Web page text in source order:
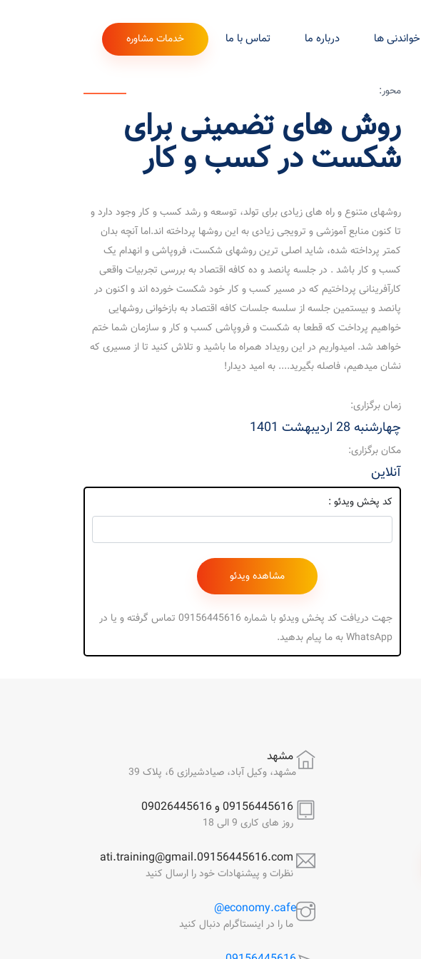
خواندنی ها درباره ما تماس با ما خدمات مشاوره
محور:
روش های تضمینی برای
شکست در کسب و کار
روشهای متنوع و راه های زیادی برای تولد، توسعه و رشد کسب و کار وجود دارد و
تا کنون منابع آموزشی و ترویجی زیادی به این روشها پرداخته اند.اما آنچه بدان
کمتر پرداخته شده، شاید اصلی ترین روشهای شکست، فروپاشی و انهدام یک
کسب و کار باشد . در جلسه پانصد و ده کافه اقتصاد به بررسی تجربیات واقعی
کارآفرینانی پرداختیم که در مسیر کسب و کار خود شکست خورده اند و اکنون در
پانصد و بیستمین جلسه از سلسه جلسات کافه اقتصاد به بازخوانی روشهایی
خواهیم پرداخت که قطعا به شکست و فروپاشی کسب و کار و سازمان شما ختم
خواهد شد. امیدواریم در این رویداد همراه ما باشید و تلاش کنید تا از مسیری که
نشان میدهیم، فاصله بگیرید.... به امید دیدار!
زمان برگزاری:
چهارشنبه 28 اردیبهشت 1401
مکان برگزاری:
آنلاین
کد پخش ویدئو :
جهت دریافت کد پخش ویدئو با شماره 09156445616 تماس گرفته و یا در
WhatsApp به ما پیام بدهید.
مشهد
مشهد، وکیل آباد، صیادشیرازی 6، پلاک 39
روز های کاری 9 الی 18
نظرات و پیشنهادات خود را ارسال کنید
economy.cafe@
ما را در اینستاگرام دنبال کنید